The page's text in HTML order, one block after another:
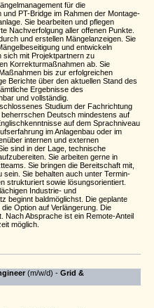
für die
PT-Bridge im Rahmen der Montage-
Sie bearbeiten und pflegen
Nachverfolgung aller offenen Punkte.
und erstellen Mängelanzeigen. Sie
und entwickeln
sich mit Projektpartnern zu
Korrekturmaßnahmen ab. Sie
bis zur erfolgreichen
Berichte über den aktuellen Stand des
Ergebnisse des
und vollständig.
Studium der Fachrichtung
Deutsch mindestens auf
auf dem Sprachniveau
im Anlagenbau oder im
internen und externen
sind in der Lage, technische
Sie arbeiten gerne in
Sie bringen die Bereitschaft mit,
Sie behalten auch unter Termin-
strukturiert sowie lösungsorientiert.
Industrie- und
beginnt baldmöglichst. Die geplante
Option auf Verlängerung. Die
Nach Absprache ist ein Remote-Anteil
möglich.
(m/w/d) - Grid &